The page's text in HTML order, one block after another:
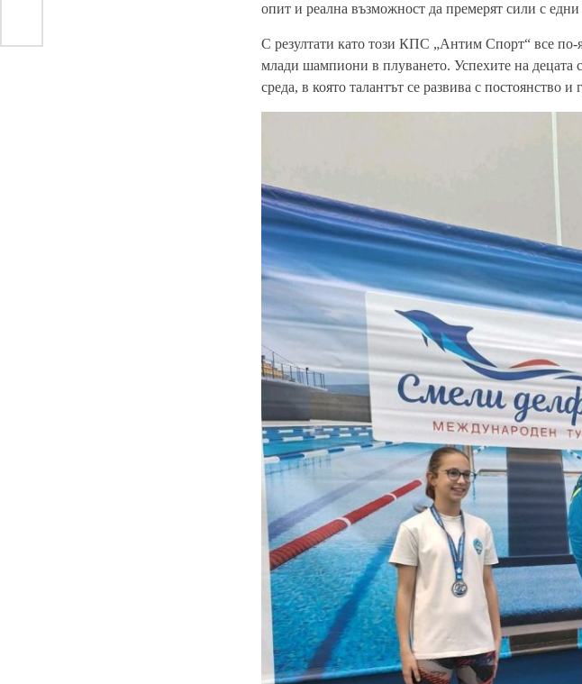
опит и реална възможност да премерят сили с
С резултати като този КПС „Антим Спорт“ все по-
млади шампиони в плуването. Успехите на децата
среда, в която талантът се развива с постоянство и